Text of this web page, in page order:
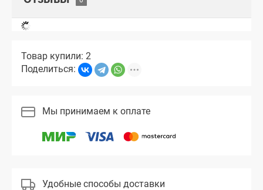
Товар купили: 2
Поделиться:
Мы принимаем к оплате
Удобные способы доставки